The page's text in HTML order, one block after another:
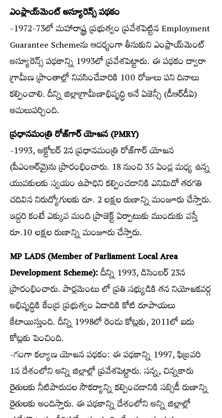
ఎంప్లాయ్‌మెంట్ అస్యూరెన్స్ పథకం
-1972-73లో మహారాష్ట్ర ప్రభుత్వం ప్రవేశపెట్టిన Employment
Guarantee Schemeను ఆదర్శంగా తీసుకుని ఎంప్లాయ్‌మెంట్
అస్యూరెన్స్ పథకాన్ని 1993లో ప్రవేశపెట్టారు. ఈ పథకం ద్వారా
గ్రామీణ ప్రాంతాల్లో నివసించేవారికి 100 రోజులు పని దినాలు
కల్పించాలి. దీన్ని జిల్లాగ్రామీణాభివృద్ధి అనే ఏజెన్సీ (డీఆర్‌డీఏ)
అమలుపర్చింది.
ప్రధానమంత్రి రోజ్‌గార్ యోజన (PMRY)
-1993, అక్టోబర్ 2న ప్రధానమంత్రి రోజ్‌గార్ యోజన
(పీఎంఆర్‌వై)ను ప్రారంభించారు. 18 నుంచి 35 ఏండ్ల మధ్య ఉన్న
యువకులకు స్వయం ఉపాధిని కల్పించడానికి ఎనిమిదో తరగతి
చదివిన నిరుద్యోగులకు రూ. 2 లక్షల రుణాన్ని మంజూరు చేస్తారు.
ఇద్దరి కంటే ఎక్కువ మంది ప్రాజెక్ట్ ఏర్పాటుకు ముందుకు వస్తే
రూ.10 లక్షల రుణాన్ని మంజూరు చేస్తారు.
MP LADS (Member of Parliament Local Area
Development Scheme):దీన్ని 1993, డిసెంబర్ 23న
ప్రారంభించారు. పార్లమెంటు లో ప్రతి సభ్యుడికి తన నియోజకవర్గ
అభివృద్ధికి కేంద్ర ప్రభుత్వం ఏడాదికి కోటి రూపాయలు
కేటాయిస్తుంది. దీన్ని 1998లో రెండు కోట్లకు, 2011లో ఐదు
కోట్లకు పెంచింది.
-గంగా కల్యాణ యోజన పథకం: ఈ పథకాన్ని 1997, ఫిబ్రవరి
1న దేశంలోని అన్ని జిల్లాల్లో ప్రవేశపెట్టారు. సన్న, చిన్నకారు
రైతులకు నీటిపారుదల సౌకర్యాన్ని కల్పించడానికి సబ్సిడీ రుణాన్ని
రైతులకు అందిస్తారు. ఈ పథకాన్ని దేశంలోని అన్ని జిల్లాల్లో